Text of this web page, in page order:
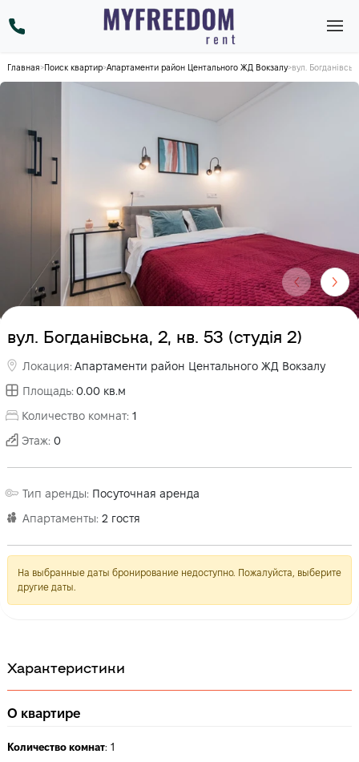
Главная>Поиск квартир>Апартаменти район Центального ЖД Вокзалу>вул.
вул. Богданівська, 2, кв. 53 (студія 2)
Локация: Апартаменти район Центального ЖД Вокзалу
Площадь: 0.00 кв.м
Количество комнат: 1
Этаж: 0
Тип аренды: Посуточная аренда
Апартаменты: 2 гостя
На выбранные даты бронирование недоступно. Пожалуйста, выберите
другие даты.
Характеристики
О квартире
Количество комнат: 1